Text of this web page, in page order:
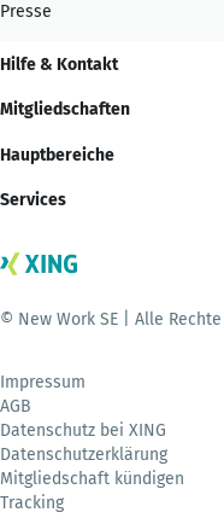
Presse
Hilfe & Kontakt
Mitgliedschaften
Hauptbereiche
Services
© New Work SE | Alle
Impressum
AGB
Datenschutz bei XING
Datenschutzerklärung
Mitgliedschaft kündigen
Tracking